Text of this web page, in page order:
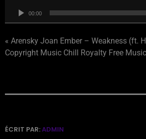
r
u
d
00:00
« Arensky Joan Ember – Weakness (ft.
Copyright Music Chill Royalty Free
ÉCRIT PAR:ADMIN